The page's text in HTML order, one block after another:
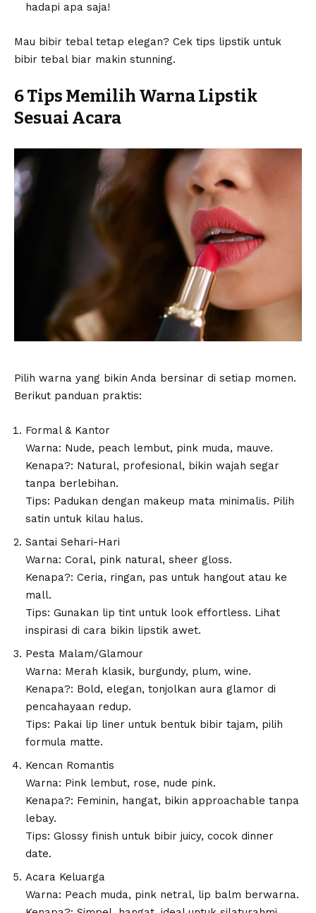
hadapi apa saja!
Mau bibir tebal tetap elegan? Cek tips lipstik untuk
bibir tebalbiar makin stunning.
6 Tips Memilih Warna Lipstik
Sesuai Acara
Pilih warna yang bikin Anda bersinar di setiap momen.
Berikut panduan praktis:
Formal & Kantor
Warna: Nude, peach lembut, pink muda, mauve.
Kenapa?: Natural, profesional, bikin wajah segar
tanpa berlebihan.
Tips: Padukan dengan makeup mata minimalis. Pilih
satin untuk kilau halus.
Santai Sehari-Hari
Warna: Coral, pink natural, sheer gloss.
Kenapa?: Ceria, ringan, pas untuk hangout atau ke
mall.
Tips: Gunakan lip tint untuk look effortless. Lihat
inspirasi di cara bikin lipstik awet.
Pesta Malam/Glamour
Warna: Merah klasik, burgundy, plum, wine.
Kenapa?: Bold, elegan, tonjolkan aura glamor di
pencahayaan redup.
Tips: Pakai lip liner untuk bentuk bibir tajam, pilih
formula matte.
Kencan Romantis
Warna: Pink lembut, rose, nude pink.
Kenapa?: Feminin, hangat, bikin approachable tanpa
lebay.
Tips: Glossy finish untuk bibir juicy, cocok dinner
date.
Acara Keluarga
Warna: Peach muda, pink netral, lip balm berwarna.